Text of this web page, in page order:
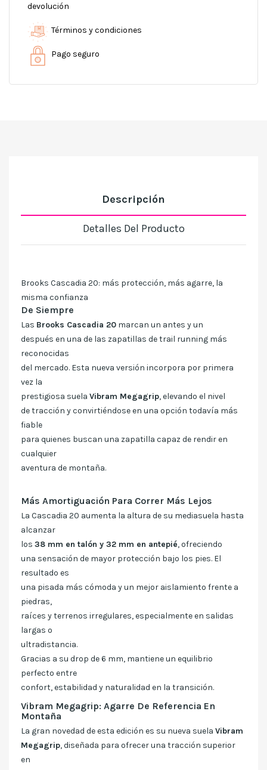
devolución
Términos y condiciones
Pago seguro
Descripción
Detalles Del Producto
Brooks Cascadia 20: más protección, más agarre, la
misma confianza
De Siempre
Las Brooks Cascadia 20 marcan un antes y un
después en una de las zapatillas de trail running más
reconocidas
del mercado. Esta nueva versión incorpora por primera
vez la
prestigiosa suela Vibram Megagrip, elevando el nivel
de tracción y convirtiéndose en una opción todavía más
fiable
para quienes buscan una zapatilla capaz de rendir en
cualquier
aventura de montaña.
Más Amortiguación Para Correr Más Lejos
La Cascadia 20 aumenta la altura de su mediasuela hasta
alcanzar
los 38 mm en talón y 32 mm en antepié, ofreciendo
una sensación de mayor protección bajo los pies. El
resultado es
una pisada más cómoda y un mejor aislamiento frente a
piedras,
raíces y terrenos irregulares, especialmente en salidas
largas o
ultradistancia.
Gracias a su drop de 6 mm, mantiene un equilibrio
perfecto entre
confort, estabilidad y naturalidad en la transición.
Vibram Megagrip: Agarre De Referencia En
Montaña
La gran novedad de esta edición es su nueva suela Vibram
Megagrip, diseñada para ofrecer una tracción superior
en